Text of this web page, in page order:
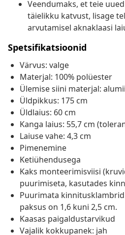
Veendumaks, et teie
täielikku katvust, lisage
arvutamisel aknaklaasi
Spetsifikatsioonid
Värvus: valge
Materjal: 100% polüester
Ülemise siini materjal:
Üldpikkus: 175 cm
Üldlaius: 60 cm
Kanga laius: 55,7 cm
Laiuse vahe: 4,3 cm
Pimenemine
Ketiühendusega
Kaks monteerimisviisi
puurimiseta, kasutades
Puurimata
paksus on 1,6 kuni 2,5 cm.
Kaasas paigaldustarvikud
Vajalik kokkupanek: jah